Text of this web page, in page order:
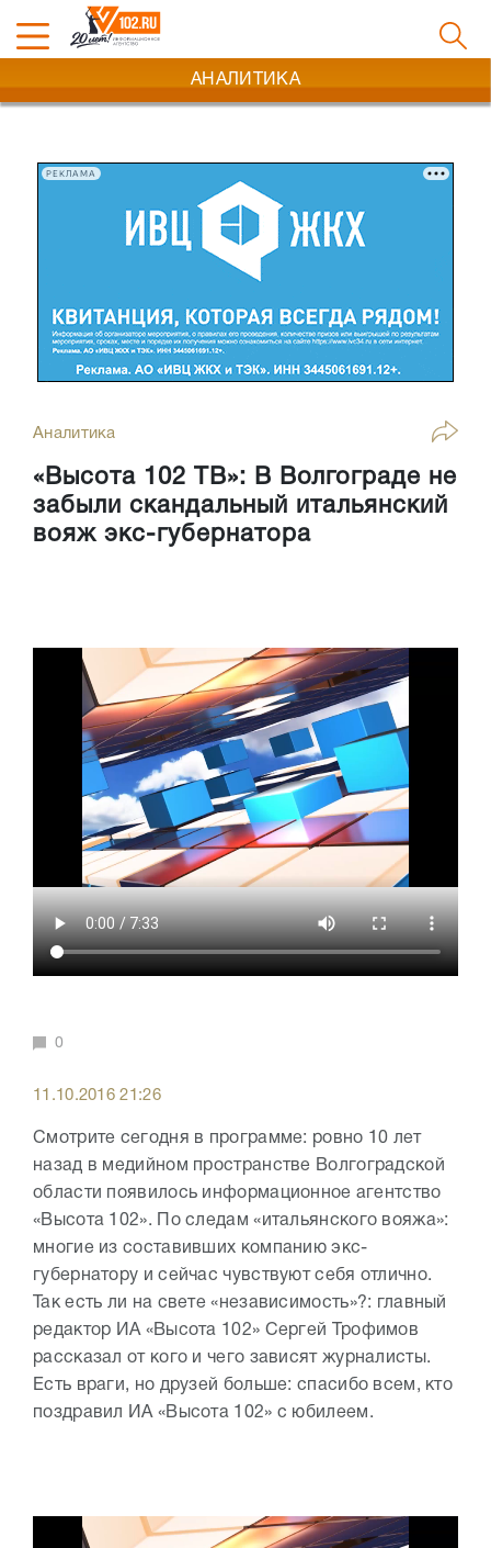
АНАЛИТИКА
РЕКЛАМА
Аналитика
«Высота 102 ТВ»: В Волгограде не
забыли скандальный итальянский
вояж экс-губернатора
0
11.10.2016 21:26
Смотрите сегодня в программе: ровно 10 лет
назад в медийном пространстве Волгоградской
области появилось информационное агентство
«Высота 102». По следам «итальянского вояжа»:
многие из составивших компанию экс-
губернатору и сейчас чувствуют себя отлично.
Так есть ли на свете «независимость»?: главный
редактор ИА «Высота 102» Сергей Трофимов
рассказал от кого и чего зависят журналисты.
Есть враги, но друзей больше: спасибо всем, кто
поздравил ИА «Высота 102» с юбилеем.